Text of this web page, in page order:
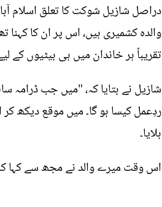
دراصل شازیل شوکت کا تعلق اسلام
والدہ کشمیری ہیں، اس پر ان کا
تقریباً ہر خاندان میں ہی بیٹیوں کے
شازیل نے بتایا کہ، "میں جب ڈرامہ
ردِعمل کیسا ہو گا۔ میں موقع دیکھ
ہلایا۔
اس وقت میرے والد نے مجھ سے کہا